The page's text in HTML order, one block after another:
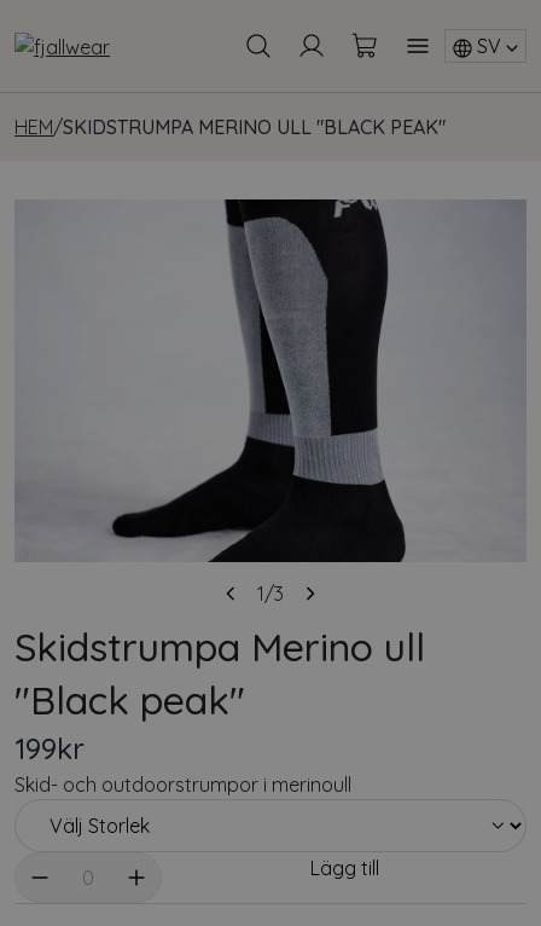
SV
HEM/SKIDSTRUMPA MERINO ULL "BLACK PEAK"
1/3
Skidstrumpa Merino ull
"Black peak"
199kr
Skid- och outdoorstrumpor i merinoull
Välj antal
0 Lägg till